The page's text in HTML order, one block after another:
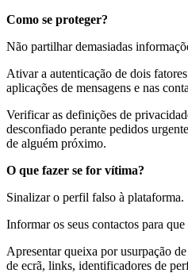
Como se proteger?
Não partilhar demasiadas
Ativar a autenticação de dois
aplicações de mensagens e nas
Verificar as definições de
desconfiado perante pedidos
de alguém próximo.
O que fazer se for vítima?
Sinalizar o perfil falso à plataforma.
Informar os seus contactos para
Apresentar queixa por usurpação
de ecrã, links, identificadores de